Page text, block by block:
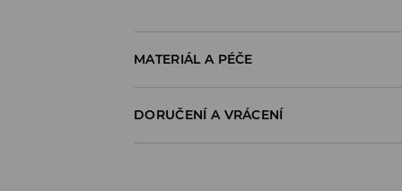
MATERIÁL A PÉČE
PRVNÍ MATERIÁL: 60% BAVLNA, 40%
DORUČENÍ A VRÁCENÍ